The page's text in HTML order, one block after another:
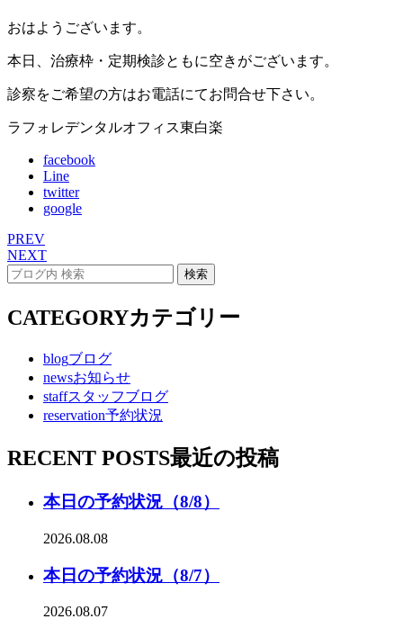
おはようございます。
本日、治療枠・定期検診ともに空きがございます。
診察をご希望の方はお電話にてお問合せ下さい。
ラフォレデンタルオフィス東白楽
facebook
Line
twitter
google
PREV
NEXT
CATEGORYカテゴリー
blogブログ
newsお知らせ
staffスタッフブログ
reservation予約状況
RECENT POSTS最近の投稿
本日の予約状況（8/8）
2026.08.08
本日の予約状況（8/7）
2026.08.07